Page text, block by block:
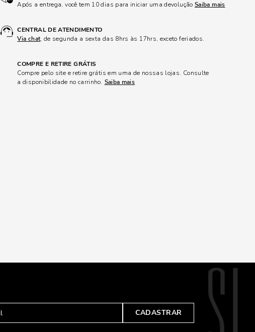
Após a entrega, você tem 10 dias para iniciar uma devolução Saiba mais
CENTRAL DE ATENDIMENTO
Via chat, de segunda a sexta das 8hrs às 17hrs, exceto feriados.
COMPRE E RETIRE GRÁTIS
Compre pelo site e retire grátis em uma de nossas lojas. Consulte
a disponibilidade no carrinho. Saiba mais
CADASTRAR